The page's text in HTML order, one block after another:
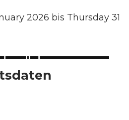
2026 bis Thursday 31